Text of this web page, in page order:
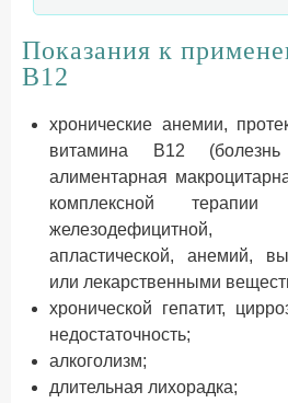
Показания к
В12
хронические анемии,
витамина B12 (болезнь
алиментарная
комплексной
железодефицитной,
апластической, анемий,
или лекарственными
хронической гепатит,
недостаточность;
aлкоголизм;
длительная лихорадка;